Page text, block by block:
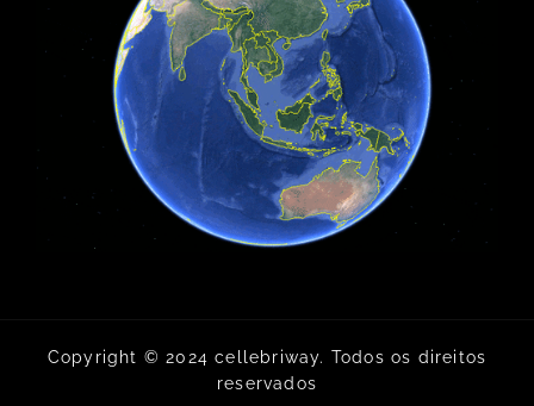
Copyright © 2024 cellebriway. Todos os direitos
reservados